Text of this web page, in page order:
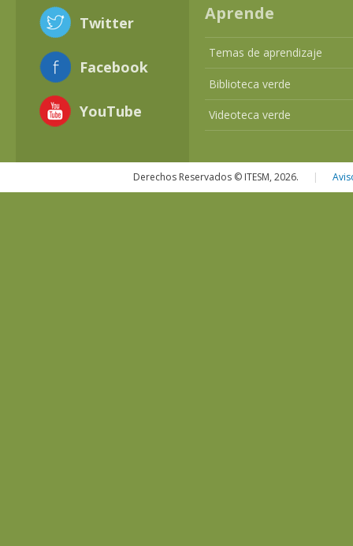
Twitter
Facebook
YouTube
Aprende
Temas de aprendizaje
Biblioteca verde
Videoteca verde
Derechos Reservados © ITESM, 2026. |